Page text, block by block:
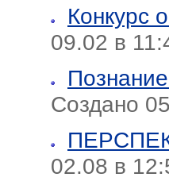
Конкурс
09.02 в
Создано
02.08 в